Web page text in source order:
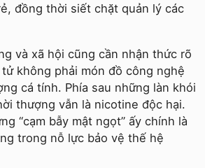
đồng thời siết chặt quản lý các
và xã hội cũng cần nhận thức rõ
không phải món đồ công nghệ
cá tính. Phía sau những làn khói
thượng vẫn là nicotine độc hại.
“cạm bẫy mật ngọt” ấy chính là
trong nỗ lực bảo vệ thế hệ